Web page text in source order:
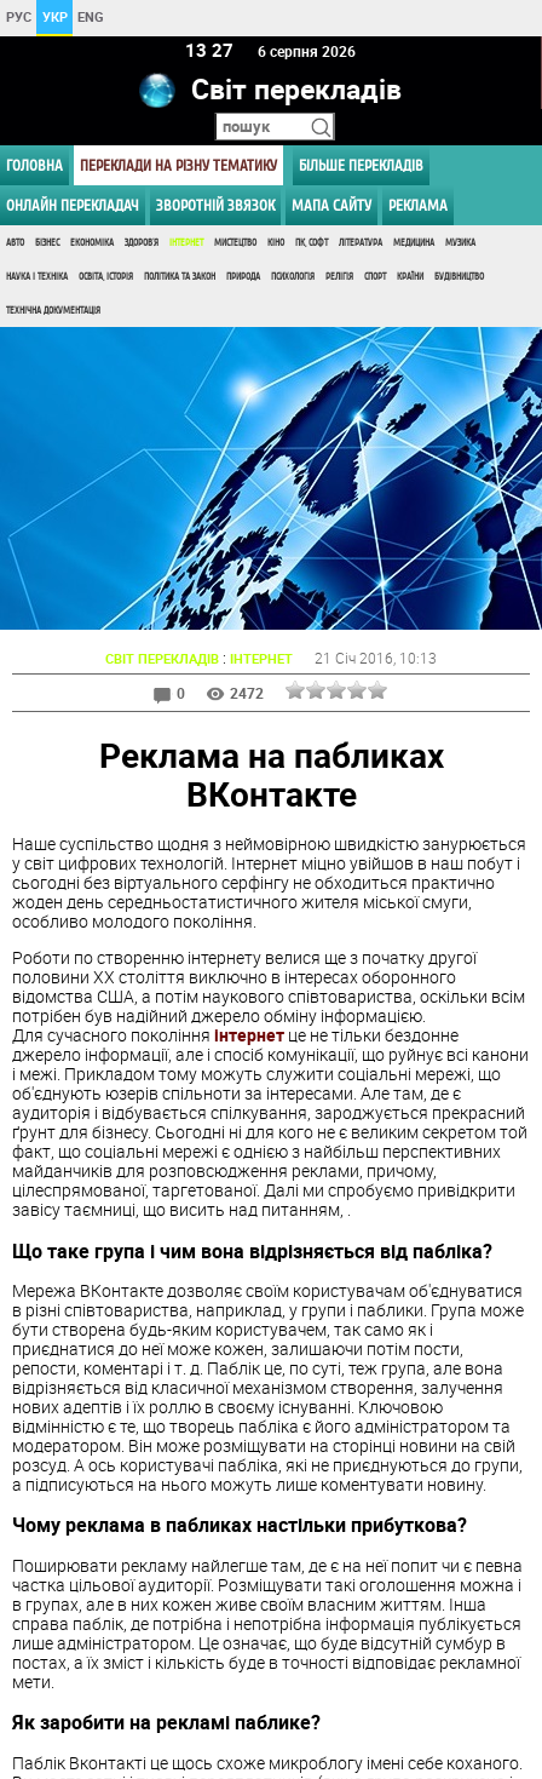
РУС УКР ENG
13:27 6 серпня 2026
Світ перекладів
ГОЛОВНА ПЕРЕКЛАДИ НА РІЗНУ ТЕМАТИКУ БІЛЬШЕ ПЕРЕКЛАДІВ
ОНЛАЙН ПЕРЕКЛАДАЧ ЗВОРОТНІЙ ЗВЯЗОК МАПА САЙТУ РЕКЛАМА
АВТО БІЗНЕС ЕКОНОМІКА ЗДОРОВ'Я ІНТЕРНЕТ МИСТЕЦТВО КІНО ПК, СОФТ ЛІТЕРАТУРА МЕДИЦИНА МУЗИКА
НАУКА І ТЕХНІКА ОСВІТА, ІСТОРІЯ ПОЛІТИКА ТА ЗАКОН ПРИРОДА ПСИХОЛОГІЯ РЕЛІГІЯ СПОРТ КРАЇНИ БУДІВНИЦТВО
ТЕХНІЧНА ДОКУМЕНТАЦІЯ
СВІТ ПЕРЕКЛАДІВ : ІНТЕРНЕТ 21 Січ 2016 , 10:13
0
2472
Реклама на пабликах
ВКонтакте
Наше суспільство щодня з неймовірною швидкістю занурюється
у світ цифрових технологій. Інтернет міцно увійшов в наш побут і
сьогодні без віртуального серфінгу не обходиться практично
жоден день середньостатистичного жителя міської смуги,
особливо молодого покоління.
Роботи по створенню інтернету велися ще з початку другої
половини ХХ століття виключно в інтересах оборонного
відомства США, а потім наукового співтовариства, оскільки всім
потрібен був надійний джерело обміну інформацією.
Для сучасного покоління інтернет це не тільки бездонне
джерело інформації, але і спосіб комунікації, що руйнує всі канони
і межі. Прикладом тому можуть служити соціальні мережі, що
об'єднують юзерів спільноти за інтересами. Але там, де є
аудиторія і відбувається спілкування, зароджується прекрасний
ґрунт для бізнесу. Сьогодні ні для кого не є великим секретом той
факт, що соціальні мережі є однією з найбільш перспективних
майданчиків для розповсюдження реклами, причому,
цілеспрямованої, таргетованої. Далі ми спробуємо привідкрити
завісу таємниці, що висить над питанням, .
Що таке група і чим вона відрізняється від пабліка?
Мережа ВКонтакте дозволяє своїм користувачам об'єднуватися
в різні співтовариства, наприклад, у групи і паблики. Група може
бути створена будь-яким користувачем, так само як і
приєднатися до неї може кожен, залишаючи потім пости,
репости, коментарі і т. д. Паблік це, по суті, теж група, але вона
відрізняється від класичної механізмом створення, залучення
нових адептів і їх роллю в своєму існуванні. Ключовою
відмінністю є те, що творець пабліка є його адміністратором та
модератором. Він може розміщувати на сторінці новини на свій
розсуд. А ось користувачі пабліка, які не приєднуються до групи,
а підписуються на нього можуть лише коментувати новину.
Чому реклама в пабликах настільки прибуткова?
Поширювати рекламу найлегше там, де є на неї попит чи є певна
частка цільової аудиторії. Розміщувати такі оголошення можна і
в групах, але в них кожен живе своїм власним життям. Інша
справа паблік, де потрібна і непотрібна інформація публікується
лише адміністратором. Це означає, що буде відсутній сумбур в
постах, а їх зміст і кількість буде в точності відповідає рекламної
мети.
Як заробити на рекламі паблике?
Паблік Вконтакті це щось схоже микроблогу імені себе коханого.